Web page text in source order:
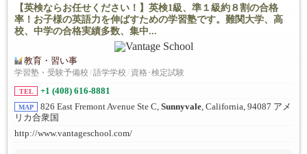
【英検ならお任せください！】英検1級、準１級約８割の合格
率！お子様の英語力を伸ばすための学習塾です。難関大学、高
校、中学の合格実績多数、集中...
教育・習い事
学習塾・受験予備校 /語学学校 / 資格･検定試験
TEL +1 (408) 616-8881
MAP 826 East Fremont Avenue Ste C, Sunnyvale, California, 94087 アメ
リカ合衆国
http://www.vantageschool.com/